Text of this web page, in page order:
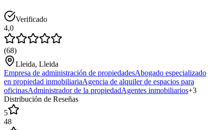
Verificado
4,0
(68)
Lleida, Lleida
Empresa de administración de propiedadesAbogado especializado
en propiedad inmobiliariaAgencia de alquiler de espacios para
oficinasAdministrador de la propiedadAgentes inmobiliarios+3
Distribución de Reseñas
5
48